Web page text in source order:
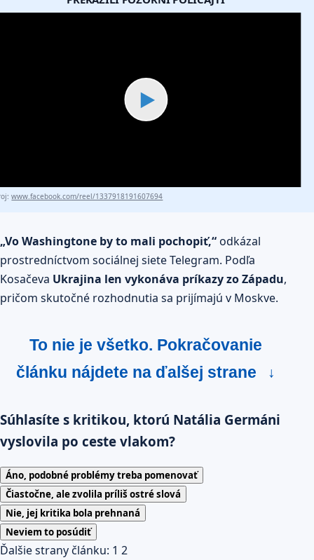
▶
www.facebook.com/reel/1337918191607694
„Vo Washingtone by to mali pochopiť,“odkázal
prostredníctvom sociálnej siete Telegram. Podľa
Kosačeva Ukrajina len vykonáva príkazy zo Západu,
pričom skutočné rozhodnutia sa prijímajú v Moskve.
To nie je všetko. Pokračovanie
článku nájdete na ďalšej strane
↓
Súhlasíte s kritikou, ktorú Natália Germáni
vyslovila po ceste vlakom?
Áno, podobné problémy treba pomenovať
Čiastočne, ale zvolila príliš ostré slová
Nie, jej kritika bola prehnaná
Neviem to posúdiť
Ďalšie strany článku: 1 2